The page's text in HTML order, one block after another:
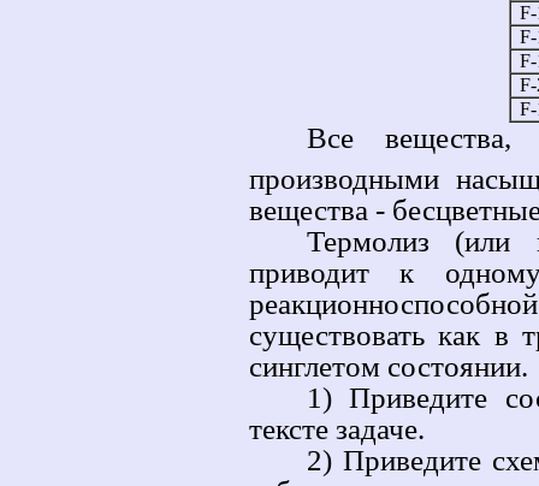
Все вещества,
производными
вещества -
Термолиз (или
приводит к
существовать как в
синглетом состоянии.
1) Приведите
тексте задаче.
2) Приведите